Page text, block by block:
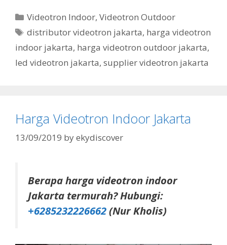
Videotron Indoor,Videotron Outdoor
distributor videotron jakarta, harga videotron
indoor jakarta, harga videotron outdoor jakarta,
led videotron jakarta, supplier videotron jakarta
Harga Videotron Indoor Jakarta
13/09/2019 byekydiscover
Berapa harga videotron indoor
Jakarta termurah? Hubungi:
+6285232226662(Nur Kholis)